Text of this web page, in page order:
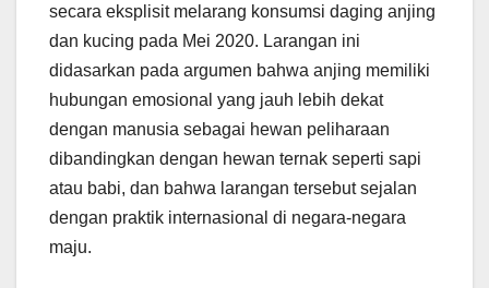
secara eksplisit melarang konsumsi daging anjing
dan kucing pada Mei 2020. Larangan ini
didasarkan pada argumen bahwa anjing memiliki
hubungan emosional yang jauh lebih dekat
dengan manusia sebagai hewan peliharaan
dibandingkan dengan hewan ternak seperti sapi
atau babi, dan bahwa larangan tersebut sejalan
dengan praktik internasional di negara-negara
maju.